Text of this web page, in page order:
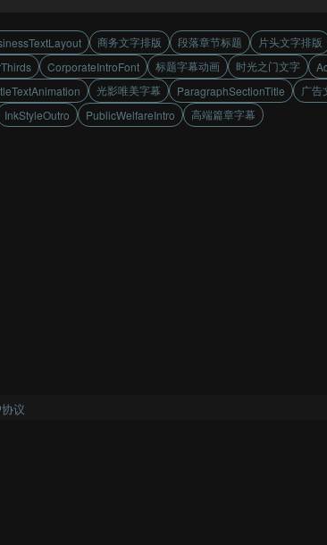
议
商务文字排版 段落章节标题 片头文字排版
CorporateIntroFont 标题字幕动画 时光之门文字
光影唯美字幕 ParagraphSectionTitle 广告
InkStyleOutro PublicWelfareIntro 高端篇章字幕